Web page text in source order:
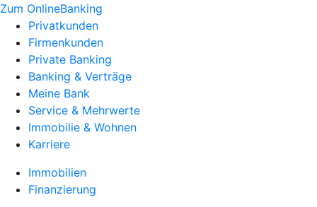
Zum OnlineBanking
Privatkunden
Firmenkunden
Private Banking
Banking & Verträge
Meine Bank
Service & Mehrwerte
Immobilie & Wohnen
Karriere
Immobilien
Finanzierung